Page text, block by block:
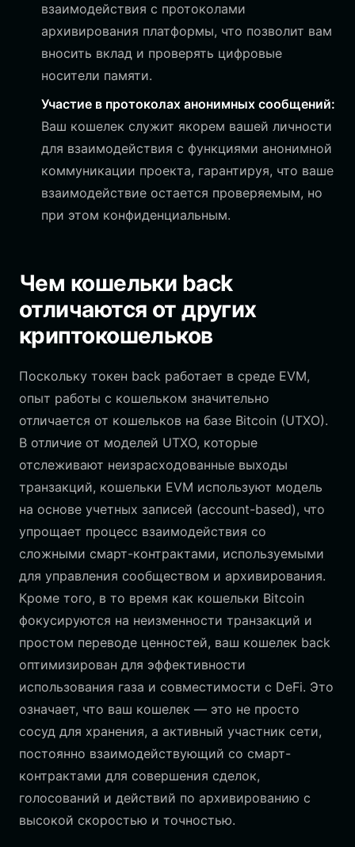
взаимодействия с протоколами
архивирования платформы, что позволит вам
вносить вклад и проверять цифровые
носители памяти.
Участие в протоколах анонимных сообщений:
Ваш кошелек служит якорем вашей личности
для взаимодействия с функциями анонимной
коммуникации проекта, гарантируя, что ваше
взаимодействие остается проверяемым, но
при этом конфиденциальным.
Чем кошельки back
отличаются от других
криптокошельков
Поскольку токен back работает в среде EVM,
опыт работы с кошельком значительно
отличается от кошельков на базе Bitcoin (UTXO).
В отличие от моделей UTXO, которые
отслеживают неизрасходованные выходы
транзакций, кошельки EVM используют модель
на основе учетных записей (account-based), что
упрощает процесс взаимодействия со
сложными смарт-контрактами, используемыми
для управления сообществом и архивирования.
Кроме того, в то время как кошельки Bitcoin
фокусируются на неизменности транзакций и
простом переводе ценностей, ваш кошелек back
оптимизирован для эффективности
использования газа и совместимости с DeFi. Это
означает, что ваш кошелек — это не просто
сосуд для хранения, а активный участник сети,
постоянно взаимодействующий со смарт-
контрактами для совершения сделок,
голосований и действий по архивированию с
высокой скоростью и точностью.